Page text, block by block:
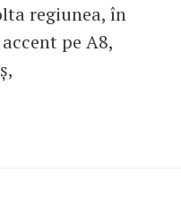
regiunea, în
pe A8,